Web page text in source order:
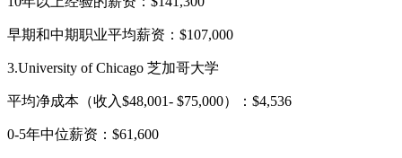
早期和中期职业平均薪资：$107,000
3.University of Chicago 芝加哥大学
平均净成本（收入$48,001- $75,000）：$4,536
0-5年中位薪资：$61,600